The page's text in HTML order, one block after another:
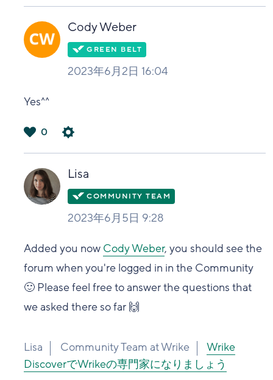
い
Cody Weber
2023年6月2日 16:04
Yes^^
い
0
Lisa
2023年6月5日 9:28
Added you now Cody Weber, you should see the
forum when you're logged in in the Community
🙂 Please feel free to answer the questions that
we asked there so far 🙌
Lisa Community Team at Wrike
Wrike
DiscoverでWrikeの専門家になりましょう